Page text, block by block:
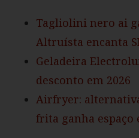
Tagliolini nero ai
Altruísta encanta
Geladeira
desconto em 2026
Airfryer:
frita ganha espaço